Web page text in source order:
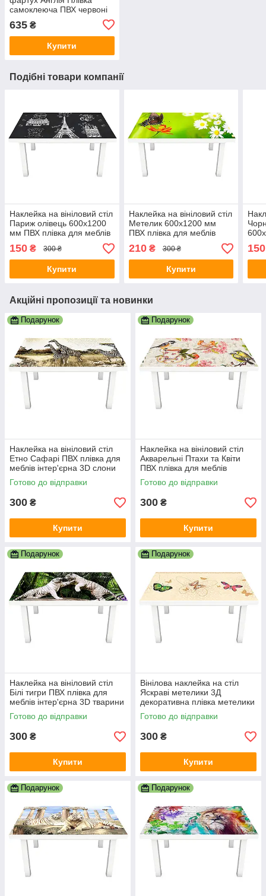
самоклеюча ПВХ червоні
600х2500 мм
635 ₴
Купити
Подібні товари компанії
Наклейка на вініловий стіл
Париж олівець 600х1200
мм ПВХ плівка для меблів
інтер'єрна 3D
150 ₴ 300 ₴
Купити
Наклейка на вініловий стіл
Метелик 600х1200 мм
ПВХ плівка для меблів
інтер'єрна 3D трава
ромашки зелений
210₴ 300 ₴
Купити
для
150
Акційні пропозиції та новинки
Подарунок
Наклейка на вініловий стіл
Етно Сафарі ПВХ плівка для
меблів інтер'єрна 3D слони
зебри Африка 600х1200 мм
Готово до відправки
300 ₴
Купити
Подарунок
Наклейка на вініловий стіл
Акварельні Птахи та Квіти
ПВХ плівка для меблів
інтер'єрна 3D бежевий
600х1200 мм
Готово до відправки
300 ₴
Купити
Подарунок
Наклейка на вініловий стіл
Білі тигри ПВХ плівка для
меблів інтер'єрна 3D тварини
зелений 600х1200 мм
Готово до відправки
300 ₴
Купити
Подарунок
Вінілова наклейка на стіл
Яскраві метелики 3Д
декоративна плівка метелики
Тварини Бежевий 600х1200
мм
Готово до відправки
300 ₴
Купити
Подарунок Подарунок